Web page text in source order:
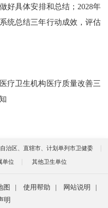
好具体安排和总结；2028年
统总结三年行动成效，评估
卫生机构医疗质量改善三
治区、直辖市、计划单列市卫健委
单位 其他卫生单位
图 使用帮助 网站说明
明